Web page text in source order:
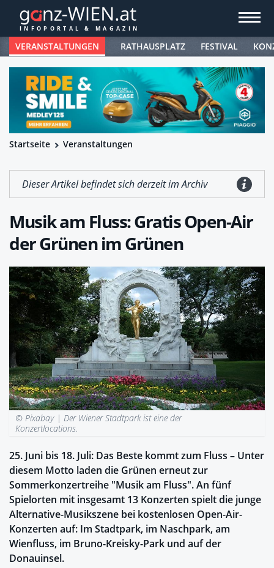
VERANSTALTUNGEN RATHAUSPLATZ FESTIVAL
Startseite Veranstaltungen
Dieser Artikel befindet sich derzeit im Archiv
Musik am Fluss: Gratis Open-Air
der Grünen im Grünen
© Pixabay |Der Wiener Stadtpark ist eine der
Konzertlocations.
25. Juni bis 18. Juli: Das Beste kommt zum Fluss – Unter
diesem Motto laden die Grünen erneut zur
Sommerkonzertreihe "Musik am Fluss". An fünf
Spielorten mit insgesamt 13 Konzerten spielt die junge
Alternative-Musikszene bei kostenlosen Open-Air-
Konzerten auf: Im Stadtpark, im Naschpark, am
Wienfluss, im Bruno-Kreisky-Park und auf der
Donauinsel.